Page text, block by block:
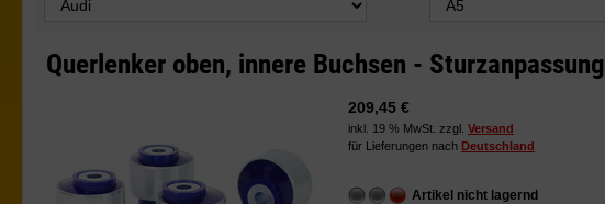
Querlenker oben, innere Buchsen - Sturzanpassung
209,45 €
inkl. 19 % MwSt. zzgl. Versand
für Lieferungen nach Deutschland
Artikel nicht lagernd